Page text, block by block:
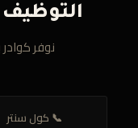
نوفر
📞 كول سنتر